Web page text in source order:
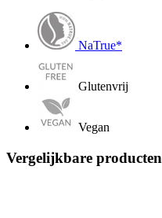
NaTrue*
Glutenvrij
Vegan
Vergelijkbare producten